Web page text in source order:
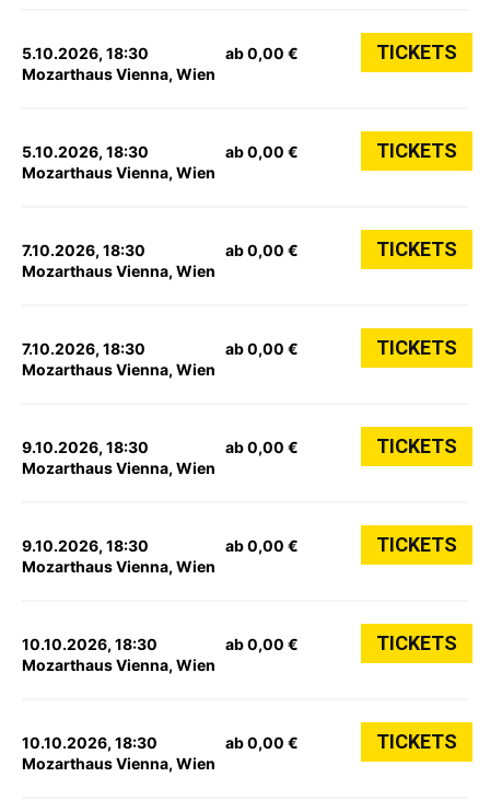
5.10.2026, 18:30
Mozarthaus Vienna, Wien
ab 0,00 € TICKETS
5.10.2026, 18:30
Mozarthaus Vienna, Wien
ab 0,00 € TICKETS
7.10.2026, 18:30
Mozarthaus Vienna, Wien
ab 0,00 € TICKETS
7.10.2026, 18:30
Mozarthaus Vienna, Wien
ab 0,00 € TICKETS
9.10.2026, 18:30
Mozarthaus Vienna, Wien
ab 0,00 € TICKETS
9.10.2026, 18:30
Mozarthaus Vienna, Wien
ab 0,00 € TICKETS
10.10.2026, 18:30
Mozarthaus Vienna, Wien
ab 0,00 € TICKETS
10.10.2026, 18:30
Mozarthaus Vienna, Wien
ab 0,00 € TICKETS